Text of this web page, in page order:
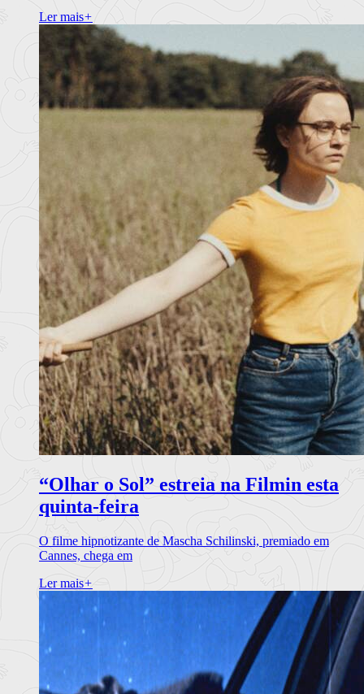
Ler mais+
“Olhar o Sol” estreia na Filmin esta
quinta-feira
O filme hipnotizante de Mascha Schilinski, premiado em
Cannes, chega em
Ler mais+